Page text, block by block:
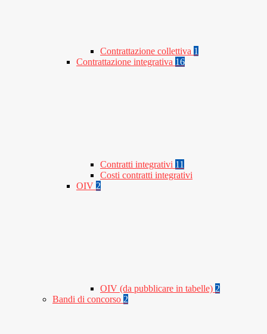
Contrattazione collettiva 1
Contrattazione integrativa 16
Contratti integrativi 11
Costi contratti integrativi
OIV 2
OIV (da pubblicare in tabelle) 2
Bandi di concorso 2